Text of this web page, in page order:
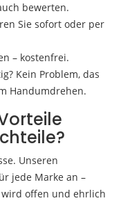
bewerten.
Sie sofort oder per
– kostenfrei.
Kein Problem, das
Handumdrehen.
Unseren
jede Marke an –
offen und ehrlich